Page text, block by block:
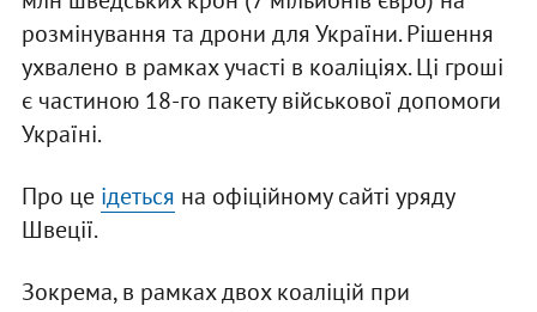
розмінування та дрони для України. Рішення
ухвалено в рамках участі в коаліціях. Ці гроші
є частиною 18-го пакету військової допомоги
Україні.
Про це ідеться на офіційному сайті уряду
Швеції.
Зокрема, в рамках двох коаліцій при